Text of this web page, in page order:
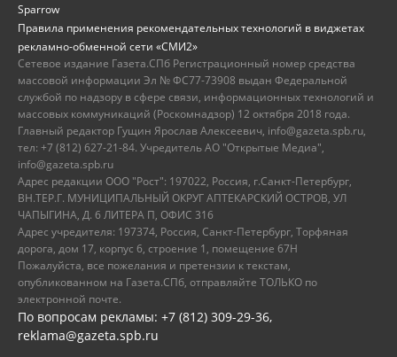
Sparrow
Правила применения рекомендательных технологий в виджетах
рекламно-обменной сети «СМИ2»
Сетевое издание Газета.СПб Регистрационный номер средства
массовой информации Эл № ФС77-73908 выдан Федеральной
службой по надзору в сфере связи, информационных технологий и
массовых коммуникаций (Роскомнадзор) 12 октября 2018 года.
Главный редактор Гущин Ярослав Алексеевич, info@gazeta.spb.ru,
тел: +7 (812) 627-21-84. Учредитель АО "Открытые Медиа",
info@gazeta.spb.ru
Адрес редакции ООО "Рост": 197022, Россия, г.Санкт-Петербург,
ВН.ТЕР.Г. МУНИЦИПАЛЬНЫЙ ОКРУГ АПТЕКАРСКИЙ ОСТРОВ, УЛ
ЧАПЫГИНА, Д. 6 ЛИТЕРА П, ОФИС 316
Адрес учредителя: 197374, Россия, Санкт-Петербург, Торфяная
дорога, дом 17, корпус 6, строение 1, помещение 67Н
Пожалуйста, все пожелания и претензии к текстам,
опубликованном на Газета.СПб, отправляйте ТОЛЬКО по
электронной почте.
По вопросам рекламы: +7 (812) 309-29-36,
reklama@gazeta.spb.ru